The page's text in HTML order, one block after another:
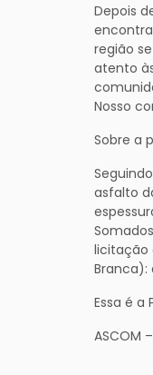
Depois
região
atento
Nosso
Sobre a
asfalto
licitação
Branca):
Essa é a
ASCOM